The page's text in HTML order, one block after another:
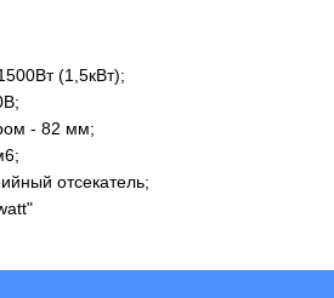
(1,5кВт);
- 82 мм;
отсекатель;